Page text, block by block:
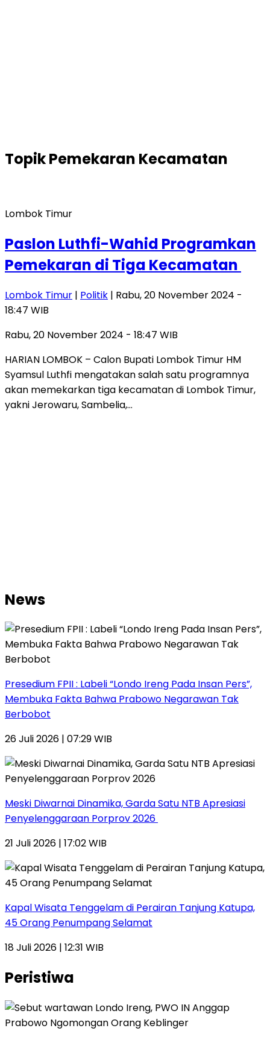
TopikPemekaran Kecamatan
Lombok Timur
Paslon Luthfi-Wahid Programkan
Pemekaran di Tiga Kecamatan
Lombok Timur | Politik | Rabu, 20 November 2024 -
18:47 WIB
Rabu, 20 November 2024 - 18:47 WIB
HARIAN LOMBOK – Calon Bupati Lombok Timur HM
Syamsul Luthfi mengatakan salah satu programnya
akan memekarkan tiga kecamatan di Lombok Timur,
yakni Jerowaru, Sambelia,…
News
Presedium FPII : Labeli “Londo Ireng Pada Insan Pers”,
Membuka Fakta Bahwa Prabowo Negarawan Tak
Berbobot
26 Juli 2026 | 07:29 WIB
Meski Diwarnai Dinamika, Garda Satu NTB Apresiasi
Penyelenggaraan Porprov 2026 ‎
21 Juli 2026 | 17:02 WIB
Kapal Wisata Tenggelam di Perairan Tanjung Katupa,
45 Orang Penumpang Selamat
18 Juli 2026 | 12:31 WIB
Peristiwa